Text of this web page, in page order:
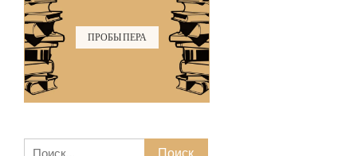
ПРОБЫ ПЕРА
Найти: